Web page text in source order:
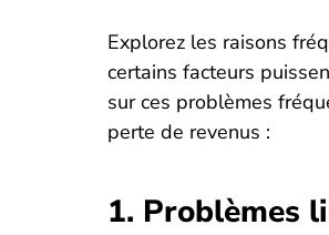
Explorez les raisons
certains facteurs
sur ces problèmes
perte de revenus :
1. Problèmes